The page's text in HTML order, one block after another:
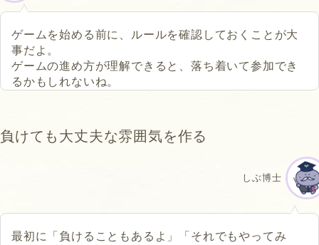
ゲームを始める前に、ルールを確認しておくことが大
事だよ。
ゲームの進め方が理解できると、落ち着いて参加でき
るかもしれないね。
負けても大丈夫な雰囲気を作る
しぶ博士
最初に「負けることもあるよ」「それでもやってみ